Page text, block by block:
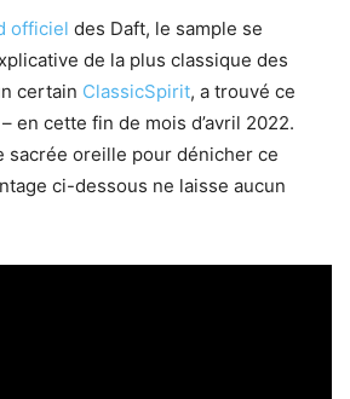
officiel des Daft, le sample se
de la plus classique des
certain ClassicSpirit, a trouvé ce
en cette fin de mois d’avril 2022.
sacrée oreille pour dénicher ce
ci-dessous ne laisse aucun